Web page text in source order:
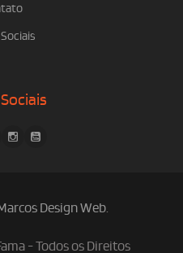
Design Web.
- Todos os Direitos